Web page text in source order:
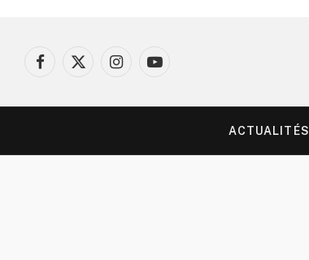
Facebook
X
InstagramYouTube
ACTUALITÉS